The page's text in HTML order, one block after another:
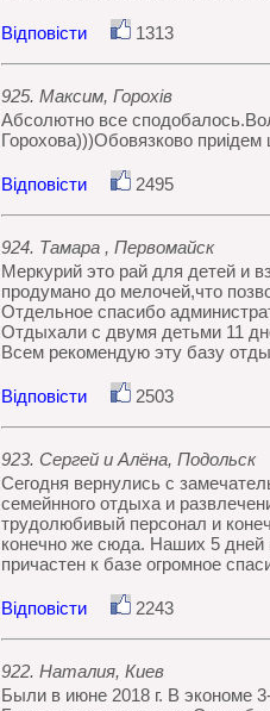
Відповісти 1313
925. Максим, Горохів
Абсолютно все
Горохова)))Обовязково приідем
Відповісти 2495
924. Тамара , Первомайск
Меркурий это рай для детей и
продумано до мелочей,что
Отдельное спасибо
Отдыхали с двумя детьми 11
Всем рекомендую эту базу
Відповісти 2503
923. Сергей и Алёна, Подольск
Сегодня вернулись с
семейнного отдыха и
трудолюбивый персонал и
конечно же сюда. Наших 5 дней
причастен к базе огромное
Відповісти 2243
922. Наталия, Киев
Были в июне 2018 г. В экономе